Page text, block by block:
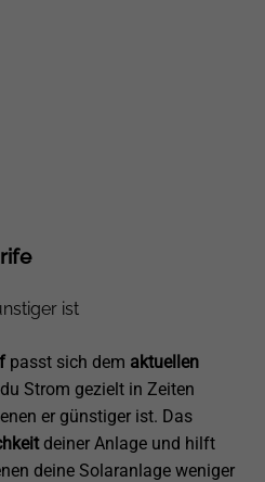
ist
passt sich dem aktuellen
Strom gezielt in Zeiten
er günstiger ist. Das
deiner Anlage und hilft
deine Solaranlage weniger